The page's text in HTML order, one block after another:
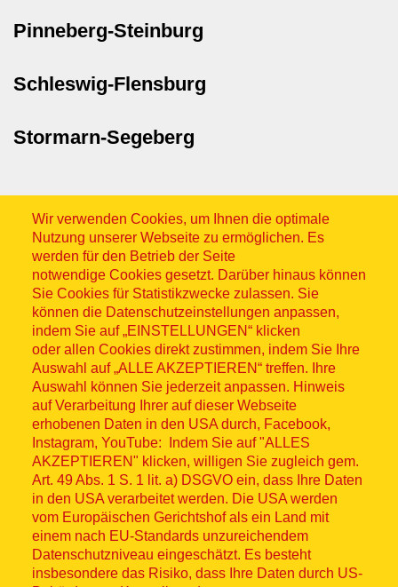
Pinneberg-Steinburg
Schleswig-Flensburg
Stormarn-Segeberg
Wir verwenden Cookies, um Ihnen die optimale
Nutzung unserer Webseite zu ermöglichen. Es
werden für den Betrieb der Seite
notwendige Cookies gesetzt. Darüber hinaus können
Sie Cookies für Statistikzwecke zulassen. Sie
können die Datenschutzeinstellungen anpassen,
indem Sie auf „EINSTELLUNGEN“ klicken
oder allen Cookies direkt zustimmen, indem Sie Ihre
Auswahl auf „ALLE AKZEPTIEREN“ treffen. Ihre
Auswahl können Sie jederzeit anpassen. Hinweis
auf Verarbeitung Ihrer auf dieser Webseite
erhobenen Daten in den USA durch, Facebook,
Instagram, YouTube: Indem Sie auf "ALLES
AKZEPTIEREN" klicken, willigen Sie zugleich gem.
Art. 49 Abs. 1 S. 1 lit. a) DSGVO ein, dass Ihre Daten
in den USA verarbeitet werden. Die USA werden
vom Europäischen Gerichtshof als ein Land mit
einem nach EU-Standards unzureichendem
Datenschutzniveau eingeschätzt. Es besteht
insbesondere das Risiko, dass Ihre Daten durch US-
Sitemap
© ASB 2026
Fußzeilenmenü
Impressum
Datenschutz
Kontakt
Hinweisgebersystem